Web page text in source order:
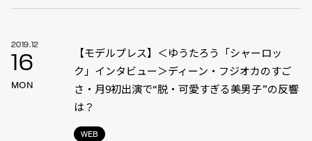
2019.12
16
MON
WEB
【モデルプレス】＜ゆうたろう「シャーロッ
ク」インタビュー＞ディーン・フジオカのすご
さ・月9初出演で“脱・可愛すぎる美男子”の反響
は？